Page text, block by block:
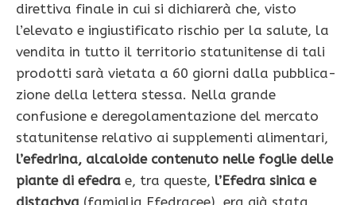
direttiva finale in cui si dichiarerà che, visto
l’elevato e ingiustificato rischio per la salute, la
vendita in tutto il territorio statunitense di tali
prodotti sarà vietata a 60 giorni dalla pubblica­
zione della lettera stessa. Nella grande
confusione e deregolamentazione del mercato
statunitense relativo ai supplementi ali­mentari,
l’efedrina, alca­loide contenuto nelle fo­glie delle
piante di efedra e, tra queste, l’Efedra sini­ca e